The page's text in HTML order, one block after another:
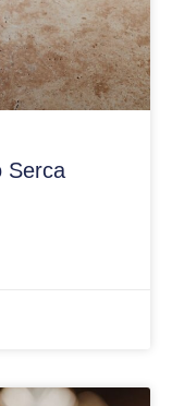
Serca